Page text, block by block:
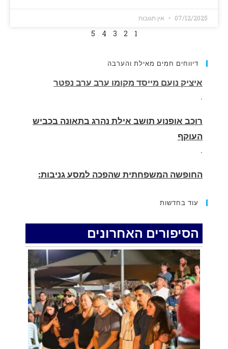
07/12/2025 אין תגובות
1
2
3
4
5
דיווחים חמים מאילת והערבה
רוכב אופנוע תושב אילת נהרג בתאונה בכביש
.
החופשה המשפחתית שהפכה למסע גניבות:
ילדיהם יצאו למסע גניבות באילת.
סיני
.
רכב התנגש במעקה בטיחות בכביש 90 בסמוך
לעין חצבה. פצועים
איציק נועם מייסד מקומו ערב ערב נפטר
עוד בחדשות
הסיפורים האחרונים